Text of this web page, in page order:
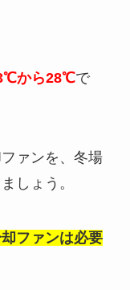
から28℃で
ァンを、冬場
しょう。
ファンは必要